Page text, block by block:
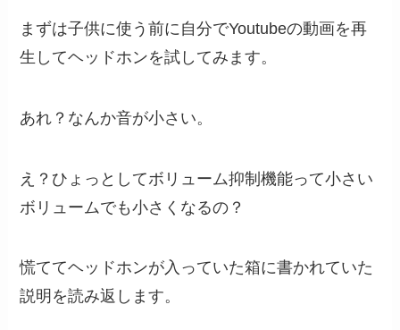
まずは子供に使う前に自分でYoutubeの動画を再
生してヘッドホンを試してみます。
あれ？なんか音が小さい。
え？ひょっとしてボリューム抑制機能って小さい
ボリュームでも小さくなるの？
慌ててヘッドホンが入っていた箱に書かれていた
説明を読み返します。